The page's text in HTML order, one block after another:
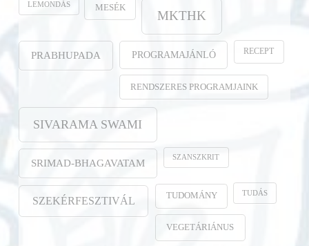
LEMONDÁS MESÉK
MKTHK
PRABHUPADA PROGRAMAJÁNLÓ RECEPT
RENDSZERES PROGRAMJAINK
SIVARAMA SWAMI
SRIMAD-BHAGAVATAM SZANSZKRIT
SZEKÉRFESZTIVÁL TUDOMÁNY TUDÁS
VEGETÁRIÁNUS